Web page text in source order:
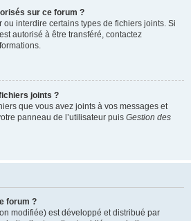
sur ce forum ?
ou interdire certains types de fichiers joints. Si
autorisé à être transféré, contactez
joints ?
que vous avez joints à vos messages et
panneau de l’utilisateur puis Gestion des
forum ?
modifiée) est développé et distribué par